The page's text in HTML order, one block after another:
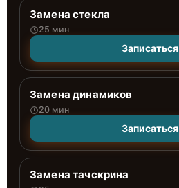
Замена стекла
25 мин
Записаться
Замена динамиков
20 мин
Записаться
Замена тачскрина